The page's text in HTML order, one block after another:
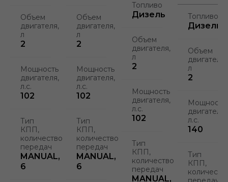
Объем
двигателя,
л
2
Мощность
двигателя,
л.с.
102
Тип
КПП,
количество
передач
MANUAL,
6
Объем
двигателя,
л
2
Мощность
двигателя,
л.с.
102
Тип
КПП,
количество
передач
MANUAL,
6
Топливо
Дизель
Объем
двигателя,
л
2
Мощность
двигателя,
л.с.
102
Тип
КПП,
количество
передач
MANUAL,
Топливо
Дизель
Объем
двигателя,
л
2
Мощность
двигателя,
л.с.
140
Тип
КПП,